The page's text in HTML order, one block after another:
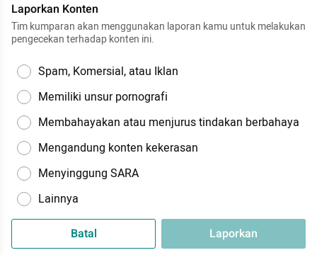
Laporkan Konten
Tim kumparan akan menggunakan laporan kamu untuk melakukan
pengecekan terhadap konten ini.
Spam, Komersial, atau Iklan
Memiliki unsur pornografi
Membahayakan atau menjurus tindakan berbahaya
Mengandung konten kekerasan
Menyinggung SARA
Lainnya
Batal Laporkan